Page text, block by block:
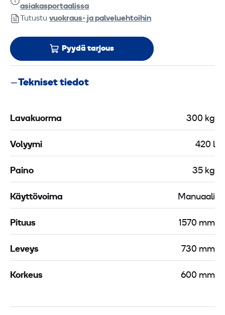
asiakasportaalissa
Tutustu vuokraus- ja palveluehtoihin
Pyydä tarjous
Tekniset tiedot
Lavakuorma 300 kg
Volyymi 420 l
Paino 35 kg
Käyttövoima Manuaali
Pituus 1570 mm
Leveys 730 mm
Korkeus 600 mm